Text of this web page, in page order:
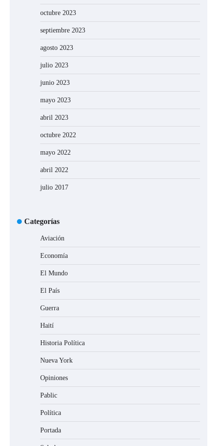
octubre 2023
septiembre 2023
agosto 2023
julio 2023
junio 2023
mayo 2023
abril 2023
octubre 2022
mayo 2022
abril 2022
julio 2017
Categorías
Aviación
Economía
El Mundo
El País
Guerra
Haití
Historia Política
Nueva York
Opiniones
Pablic
Política
Portada